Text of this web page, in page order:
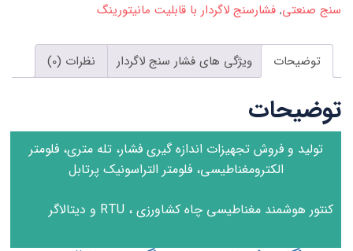
سنج صنعتی, فشارسنج لاگردار با قابلیت مانیتورینگ
توضیحات ویژگی های فشار سنج لاگردار نظرات (0)
توضیحات
تولید و فروش تجهیزات اندازه گیری فشار، تله متری، فلومتر
الکترومغناطیسی، فلومتر التراسونیک پرتابل
کنتور هوشمند مغناطیسی چاه کشاورزی ، RTU و دیتالاگر